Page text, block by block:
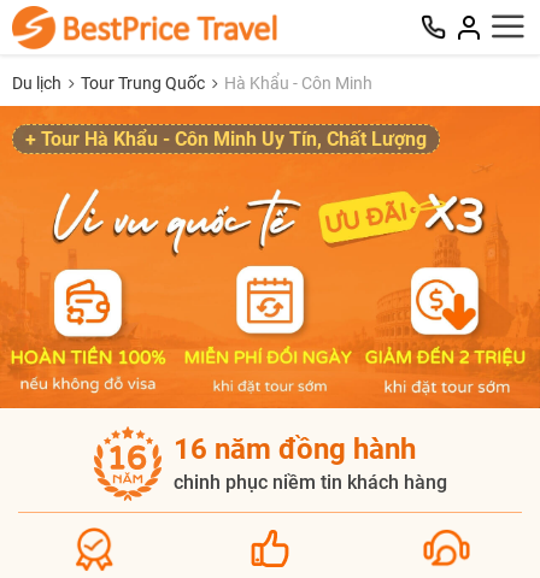
Du lịch Tour Trung Quốc Hà Khẩu - Côn Minh
+ Tour Hà Khẩu - Côn Minh Uy Tín, Chất Lượng
16 năm đồng hành
chinh phục niềm tin khách hàng